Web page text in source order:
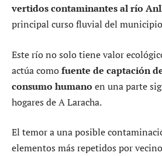
vertidos contaminantes al río
principal curso fluvial del
Este río no solo tiene valor
actúa comofuente de captación
consumo humano en una parte
hogares de A Laracha.
El temor a una posible
elementos más repetidos por